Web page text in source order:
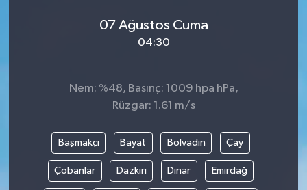
07 Ağustos Cuma
04:30
Nem: %48, Basınç: 1009 hpa hPa,
Rüzgar: 1.61 m/s
Başmakçı Bayat Bolvadin Çay
Çobanlar Dazkırı Dinar Emirdağ
Resmî ilanlar
Sağlık